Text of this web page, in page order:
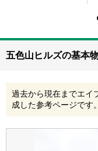
五色山ヒルズの基本
過去から現在までエイ
成した参考ページです。